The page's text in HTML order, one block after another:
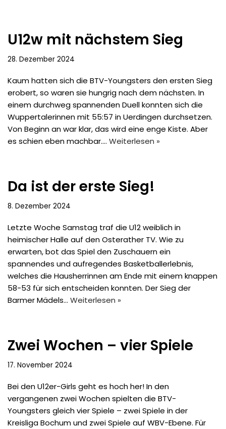
U12w mit nächstem Sieg
28. Dezember 2024
Kaum hatten sich die BTV-Youngsters den ersten Sieg
erobert, so waren sie hungrig nach dem nächsten. In
einem durchweg spannenden Duell konnten sich die
Wuppertalerinnen mit 55:57 in Uerdingen durchsetzen.
Von Beginn an war klar, das wird eine enge Kiste. Aber
es schien eben machbar.… Weiterlesen »
Da ist der erste Sieg!
8. Dezember 2024
Letzte Woche Samstag traf die U12 weiblich in
heimischer Halle auf den Osterather TV. Wie zu
erwarten, bot das Spiel den Zuschauern ein
spannendes und aufregendes Basketballerlebnis,
welches die Hausherrinnen am Ende mit einem knappen
58-53 für sich entscheiden konnten. Der Sieg der
Barmer Mädels… Weiterlesen »
Zwei Wochen – vier Spiele
17. November 2024
Bei den U12er-Girls geht es hoch her! In den
vergangenen zwei Wochen spielten die BTV-
Youngsters gleich vier Spiele – zwei Spiele in der
Kreisliga Bochum und zwei Spiele auf WBV-Ebene. Für